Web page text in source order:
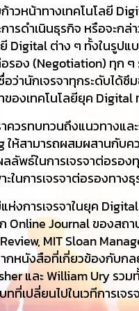
วหน้าทางเทคโนโลยี
ารดำเนินธุรกิจ หรือจะกล่
Digital ต่าง ๆ ทั้งในรูปแ
อรอง (Negotiation) ทุก
อว่านักเจรจาทุกระดับได้
องเทคโนโลยียุค Digital
ควรทบทวนถึงแนวทางแล
ห้สามารถผสมผสานกับค
ลัพธ์ในการเจรจาต่อรอง
ในการเจรจาต่อรองทาง
งการเจรจาในยุค
Online Journal ของสถ
MIT Sloan
กหนังสือที่เกี่ยวข้องกับก
และ William Ury รวม
ทที่เปลี่ยนไปในเวทีการเ